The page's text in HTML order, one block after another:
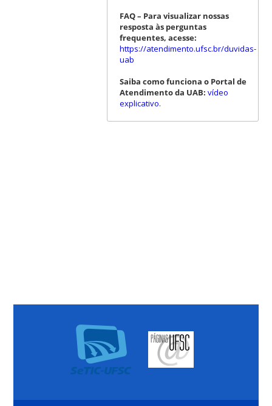
FAQ – Para visualizar nossas
resposta às perguntas
frequentes, acesse:
https://atendimento.ufsc.br/duvidas-
uab
Saiba como funciona o Portal de
Atendimento da UAB: vídeo
explicativo.